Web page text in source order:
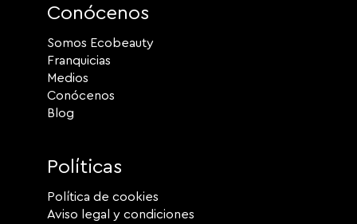
Conócenos
Somos Ecobeauty
Franquicias
Medios
Conócenos
Blog
Políticas
Política de cookies
Aviso legal y condiciones